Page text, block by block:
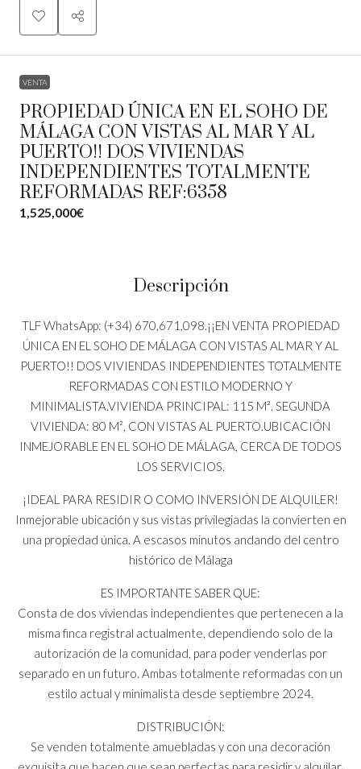
VENTA
PROPIEDAD ÚNICA EN EL SOHO DE
MÁLAGA CON VISTAS AL MAR Y AL
PUERTO!! DOS VIVIENDAS
INDEPENDIENTES TOTALMENTE
REFORMADAS REF:6358
1,525,000€
Descripción
TLF WhatsApp: (+34) 670,671,098.¡¡EN VENTA PROPIEDAD
ÚNICA EN EL SOHO DE MÁLAGA CON VISTAS AL MAR Y AL
PUERTO!! DOS VIVIENDAS INDEPENDIENTES TOTALMENTE
REFORMADAS CON ESTILO MODERNO Y
MINIMALISTA.VIVIENDA PRINCIPAL: 115 M². SEGUNDA
VIVIENDA: 80 M², CON VISTAS AL PUERTO.UBICACIÓN
INMEJORABLE EN EL SOHO DE MÁLAGA, CERCA DE TODOS
LOS SERVICIOS.
¡IDEAL PARA RESIDIR O COMO INVERSIÓN DE ALQUILER!
Inmejorable ubicación y sus vistas privilegiadas la convierten en
una propiedad única. A escasos minutos andando del centro
histórico de Málaga
ES IMPORTANTE SABER QUE:
Consta de dos viviendas independientes que pertenecen a la
misma finca registral actualmente, dependiendo solo de la
autorización de la comunidad, para poder venderlas por
separado en un futuro. Ambas totalmente reformadas con un
estilo actual y minimalista desde septiembre 2024.
DISTRIBUCIÓN:
Se venden totalmente amuebladas y con una decoración